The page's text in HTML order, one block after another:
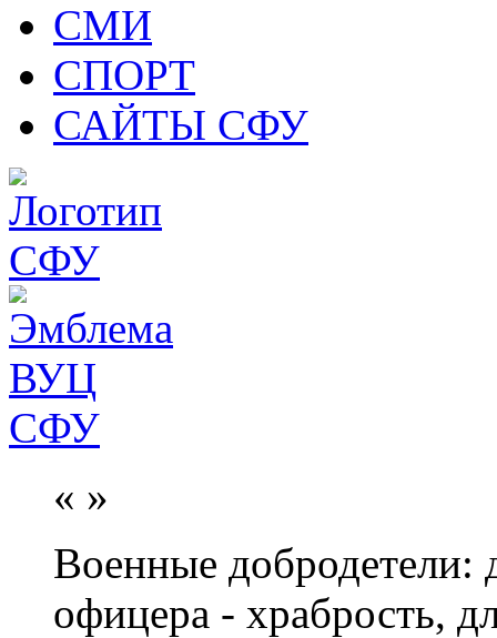
СМИ
СПОРТ
САЙТЫ СФУ
« »
Военные добродетели:
офицера - храбрость,